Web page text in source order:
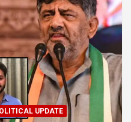
UPDATE